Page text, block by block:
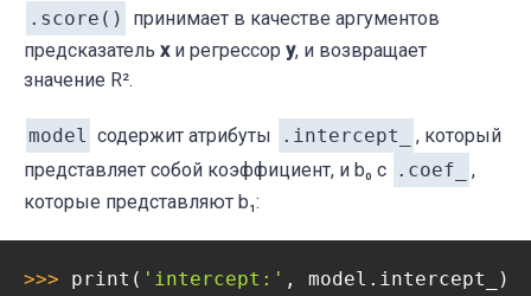
.score()
принимает в качестве аргументов
предсказатель xи регрессор y, и возвращает
значение R².
model содержит атрибуты .intercept_
, который
представляет собой коэффициент, и b₀ с .coef_
,
которые представляют b₁:
>>> print( 'intercept:' , model.intercept_)